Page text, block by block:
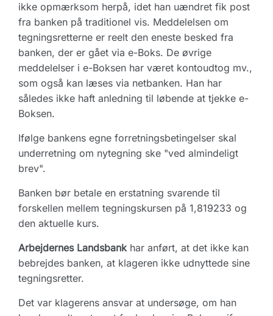
ikke opmærksom herpå, idet han uændret fik post
fra banken på traditionel vis. Meddelelsen om
tegningsretterne er reelt den eneste besked fra
banken, der er gået via e-Boks. De øvrige
meddelelser i e-Boksen har været kontoudtog mv.,
som også kan læses via netbanken. Han har
således ikke haft anledning til løbende at tjekke e-
Boksen.
Ifølge bankens egne forretningsbetingelser skal
underretning om nytegning ske "ved almindeligt
brev".
Banken bør betale en erstatning svarende til
forskellen mellem tegningskursen på 1,819233 og
den aktuelle kurs.
Arbejdernes Landsbankhar anført, at det ikke kan
bebrejdes banken, at klageren ikke udnyttede sine
tegningsretter.
Det var klagerens ansvar at undersøge, om han